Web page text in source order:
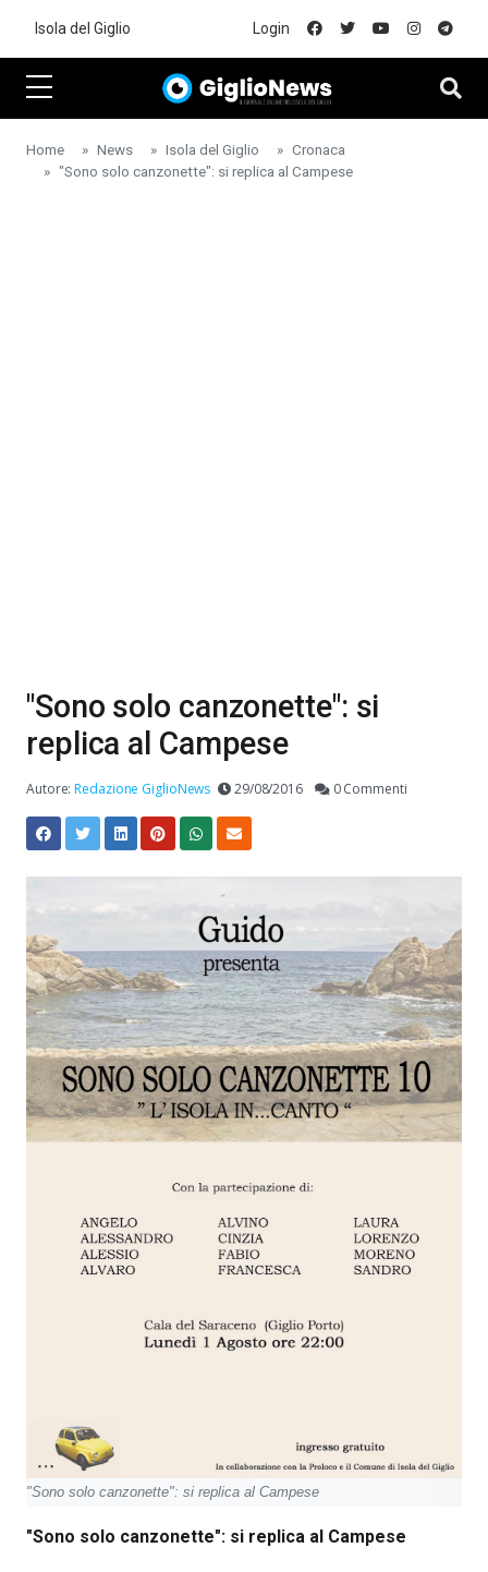
Isola del Giglio Login
Home News Isola del Giglio
Cronaca
"Sono solo canzonette": si replica al Campese
"Sono solo canzonette": si
replica al Campese
Autore:Redazione GiglioNews 29/08/2016 0 Commenti
"Sono solo canzonette": si replica al Campese
"Sono solo canzonette": si replica al Campese